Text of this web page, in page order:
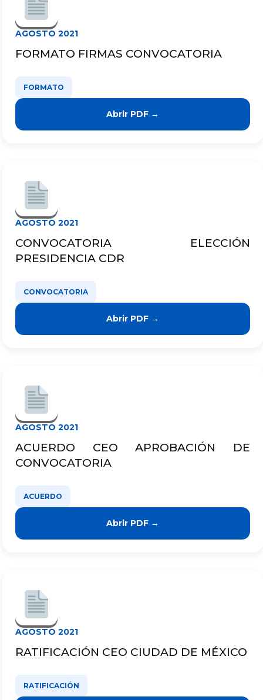
AGOSTO 2021
FORMATO FIRMAS CONVOCATORIA
FORMATO
Abrir PDF →
AGOSTO 2021
CONVOCATORIA ELECCIÓN
PRESIDENCIA CDR
CONVOCATORIA
Abrir PDF →
AGOSTO 2021
ACUERDO CEO APROBACIÓN DE
CONVOCATORIA
ACUERDO
Abrir PDF →
AGOSTO 2021
RATIFICACIÓN CEO CIUDAD DE MÉXICO
RATIFICACIÓN